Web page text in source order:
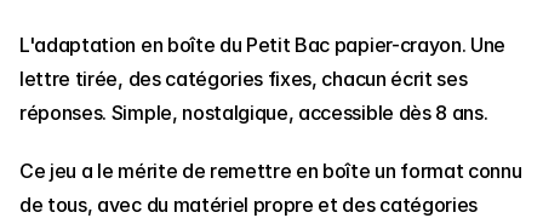
L'adaptation en boîte du Petit Bac papier-crayon. Une
lettre tirée, des catégories fixes, chacun écrit ses
réponses. Simple, nostalgique, accessible dès 8 ans.
Ce jeu a le mérite de remettre en boîte un format connu
de tous, avec du matériel propre et des catégories